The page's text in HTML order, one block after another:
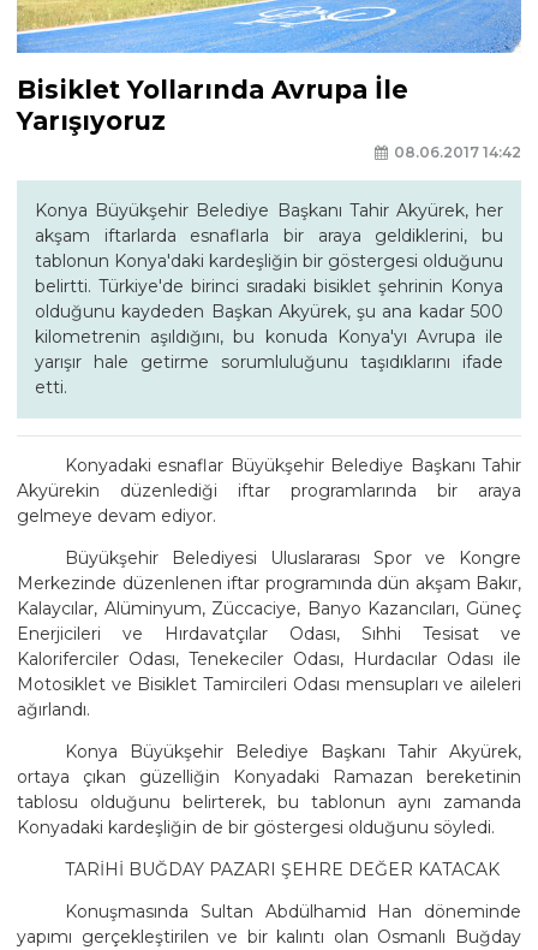
Bisiklet Yollarında Avrupa İle
Yarışıyoruz
08.06.2017 14:42
Konya Büyükşehir Belediye Başkanı Tahir Akyürek, her
akşam iftarlarda esnaflarla bir araya geldiklerini, bu
tablonun Konya'daki kardeşliğin bir göstergesi olduğunu
belirtti. Türkiye'de birinci sıradaki bisiklet şehrinin Konya
olduğunu kaydeden Başkan Akyürek, şu ana kadar 500
kilometrenin aşıldığını, bu konuda Konya'yı Avrupa ile
yarışır hale getirme sorumluluğunu taşıdıklarını ifade
etti.
Konyadaki esnaflar Büyükşehir Belediye Başkanı Tahir
Akyürekin düzenlediği iftar programlarında bir araya
gelmeye devam ediyor.
Büyükşehir Belediyesi Uluslararası Spor ve Kongre
Merkezinde düzenlenen iftar programında dün akşam Bakır,
Kalaycılar, Alüminyum, Züccaciye, Banyo Kazancıları, Güneç
Enerjicileri ve Hırdavatçılar Odası, Sıhhi Tesisat ve
Kaloriferciler Odası, Tenekeciler Odası, Hurdacılar Odası ile
Motosiklet ve Bisiklet Tamircileri Odası mensupları ve aileleri
ağırlandı.
Konya Büyükşehir Belediye Başkanı Tahir Akyürek,
ortaya çıkan güzelliğin Konyadaki Ramazan bereketinin
tablosu olduğunu belirterek, bu tablonun aynı zamanda
Konyadaki kardeşliğin de bir göstergesi olduğunu söyledi.
TARİHİ BUĞDAY PAZARI ŞEHRE DEĞER KATACAK
Konuşmasında Sultan Abdülhamid Han döneminde
yapımı gerçekleştirilen ve bir kalıntı olan Osmanlı Buğday